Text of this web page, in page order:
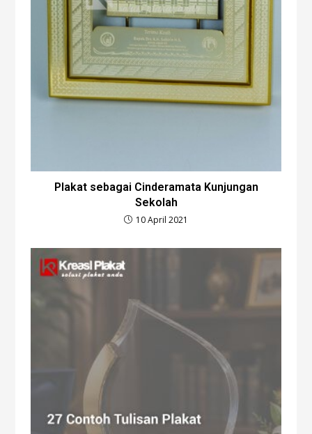
Plakat sebagai Cinderamata Kunjungan
Sekolah
10 April 2021